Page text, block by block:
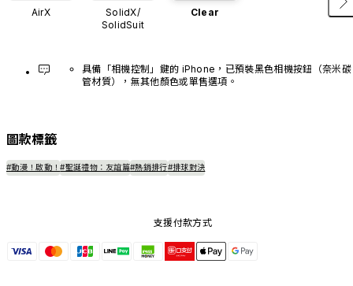
AirX
SolidX/
SolidSuit
Clear
具備「相機控制」鍵的 iPhone，已預裝黑色相機按鈕（奈米碳
管材質），無其他顏色或單售選項。
圖款標籤
#動漫！啟動！#聖誕禮物：友誼篇#熱銷排行#排球對決
支援付款方式